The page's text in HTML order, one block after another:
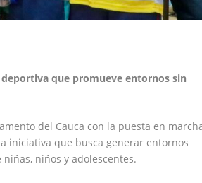
deportiva que promueve entornos sin
del Cauca con la puesta en
iniciativa que busca generar entornos
niños y adolescentes.